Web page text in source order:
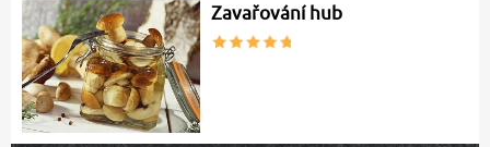
Zavařování hub